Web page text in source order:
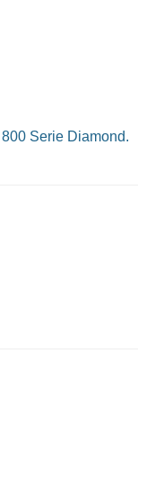
800 Serie Diamond.